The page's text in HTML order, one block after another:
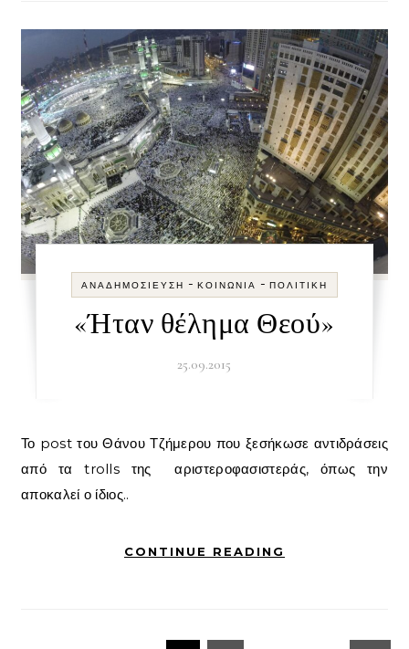
ΑΝΑΔΗΜΟΣΊΕΥΣΗ - ΚΟΙΝΩΝΊΑ - ΠΟΛΙΤΙΚΉ
«Ήταν θέλημα Θεού»
25.09.2015
Το post του Θάνου Τζήμερου που ξεσήκωσε αντιδράσεις
από τα trolls της αριστεροφασιστεράς, όπως την
αποκαλεί ο ίδιος..
CONTINUE READING